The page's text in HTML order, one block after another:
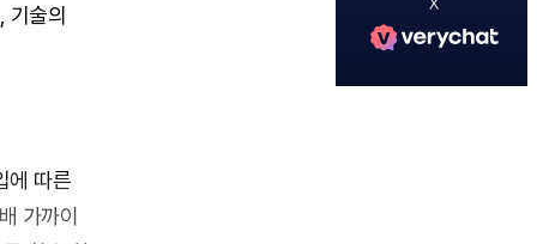
기술의
에 따른
가까이